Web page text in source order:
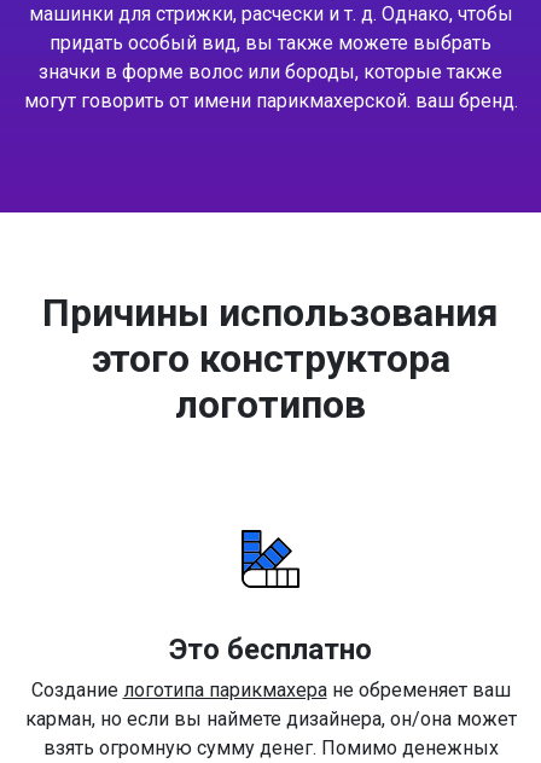
машинки для стрижки, расчески и т. д. Однако, чтобы
придать особый вид, вы также можете выбрать
значки в форме волос или бороды, которые также
могут говорить от имени парикмахерской. ваш бренд.
Причины использования
этого конструктора
логотипов
Это бесплатно
Создание логотипа парикмахеране обременяет ваш
карман, но если вы наймете дизайнера, он/она может
взять огромную сумму денег. Помимо денежных